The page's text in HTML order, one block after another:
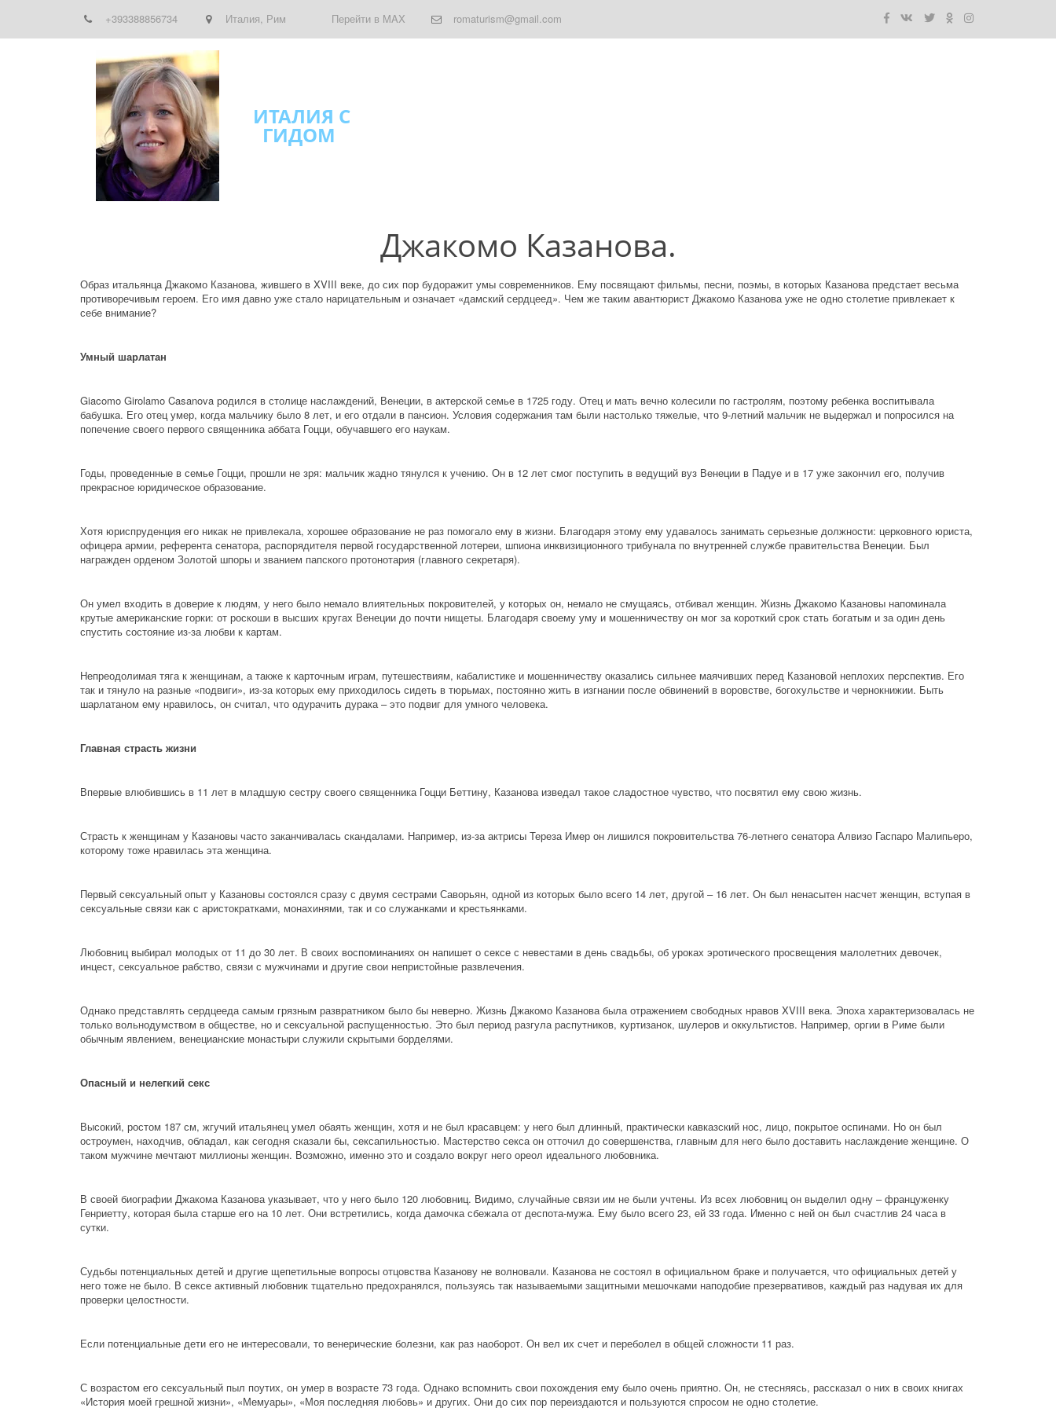
+393388856734 Италия, Рим Перейти в MAX romaturism@gmail.com
ИТАЛИЯ С
ГИДОМ
Джакомо Казанова.
Образ итальянца Джакомо Казанова, жившего в XVIII веке, до сих пор будоражит умы современников. Ему посвящают фильмы, песни, поэмы, в которых Казанова предстает весьма
противоречивым героем. Его имя давно уже стало нарицательным и означает «дамский сердцеед». Чем же таким авантюрист Джакомо Казанова уже не одно столетие привлекает к
себе внимание?
Умный шарлатан
Giacomo Girolamo Casanova родился в столице наслаждений, Венеции, в актерской семье в 1725 году. Отец и мать вечно колесили по гастролям, поэтому ребенка воспитывала
бабушка. Его отец умер, когда мальчику было 8 лет, и его отдали в пансион. Условия содержания там были настолько тяжелые, что 9-летний мальчик не выдержал и попросился на
попечение своего первого священника аббата Гоцци, обучавшего его наукам.
Годы, проведенные в семье Гоцци, прошли не зря: мальчик жадно тянулся к учению. Он в 12 лет смог поступить в ведущий вуз Венеции в Падуе и в 17 уже закончил его, получив
прекрасное юридическое образование.
Хотя юриспруденция его никак не привлекала, хорошее образование не раз помогало ему в жизни. Благодаря этому ему удавалось занимать серьезные должности: церковного юриста,
офицера армии, референта сенатора, распорядителя первой государственной лотереи, шпиона инквизиционного трибунала по внутренней службе правительства Венеции. Был
награжден орденом Золотой шпоры и званием папского протонотария (главного секретаря).
Он умел входить в доверие к людям, у него было немало влиятельных покровителей, у которых он, немало не смущаясь, отбивал женщин. Жизнь Джакомо Казановы напоминала
крутые американские горки: от роскоши в высших кругах Венеции до почти нищеты. Благодаря своему уму и мошенничеству он мог за короткий срок стать богатым и за один день
спустить состояние из-за любви к картам.
Непреодолимая тяга к женщинам, а также к карточным играм, путешествиям, кабалистике и мошенничеству оказались сильнее маячивших перед Казановой неплохих перспектив. Его
так и тянуло на разные «подвиги», из-за которых ему приходилось сидеть в тюрьмах, постоянно жить в изгнании после обвинений в воровстве, богохульстве и чернокнижии. Быть
шарлатаном ему нравилось, он считал, что одурачить дурака – это подвиг для умного человека.
Главная страсть жизни
Впервые влюбившись в 11 лет в младшую сестру своего священника Гоцци Беттину, Казанова изведал такое сладостное чувство, что посвятил ему свою жизнь.
Страсть к женщинам у Казановы часто заканчивалась скандалами. Например, из-за актрисы Тереза Имер он лишился покровительства 76-летнего сенатора Алвизо Гаспаро Малипьеро,
которому тоже нравилась эта женщина.
Первый сексуальный опыт у Казановы состоялся сразу с двумя сестрами Саворьян, одной из которых было всего 14 лет, другой – 16 лет. Он был ненасытен насчет женщин, вступая в
сексуальные связи как с аристократками, монахинями, так и со служанками и крестьянками.
Любовниц выбирал молодых от 11 до 30 лет. В своих воспоминаниях он напишет о сексе с невестами в день свадьбы, об уроках эротического просвещения малолетних девочек,
инцест, сексуальное рабство, связи с мужчинами и другие свои непристойные развлечения.
Однако представлять сердцееда самым грязным развратником было бы неверно. Жизнь Джакомо Казанова была отражением свободных нравов XVIII века. Эпоха характеризовалась не
только вольнодумством в обществе, но и сексуальной распущенностью. Это был период разгула распутников, куртизанок, шулеров и оккультистов. Например, оргии в Риме были
обычным явлением, венецианские монастыри служили скрытыми борделями.
Опасный и нелегкий секс
Высокий, ростом 187 см, жгучий итальянец умел обаять женщин, хотя и не был красавцем: у него был длинный, практически кавказский нос, лицо, покрытое оспинами. Но он был
остроумен, находчив, обладал, как сегодня сказали бы, сексапильностью. Мастерство секса он отточил до совершенства, главным для него было доставить наслаждение женщине. О
таком мужчине мечтают миллионы женщин. Возможно, именно это и создало вокруг него ореол идеального любовника.
В своей биографии Джакома Казанова указывает, что у него было 120 любовниц. Видимо, случайные связи им не были учтены. Из всех любовниц он выделил одну – француженку
Генриетту, которая была старше его на 10 лет. Они встретились, когда дамочка сбежала от деспота-мужа. Ему было всего 23, ей 33 года. Именно с ней он был счастлив 24 часа в
сутки.
Судьбы потенциальных детей и другие щепетильные вопросы отцовства Казанову не волновали. Казанова не состоял в официальном браке и получается, что официальных детей у
него тоже не было. В сексе активный любовник тщательно предохранялся, пользуясь так называемыми защитными мешочками наподобие презервативов, каждый раз надувая их для
проверки целостности.
Если потенциальные дети его не интересовали, то венерические болезни, как раз наоборот. Он вел их счет и переболел в общей сложности 11 раз.
С возрастом его сексуальный пыл поутих, он умер в возрасте 73 года. Однако вспомнить свои похождения ему было очень приятно. Он, не стесняясь, рассказал о них в своих книгах
«История моей грешной жизни», «Мемуары», «Моя последняя любовь» и других. Они до сих пор переиздаются и пользуются спросом не одно столетие.